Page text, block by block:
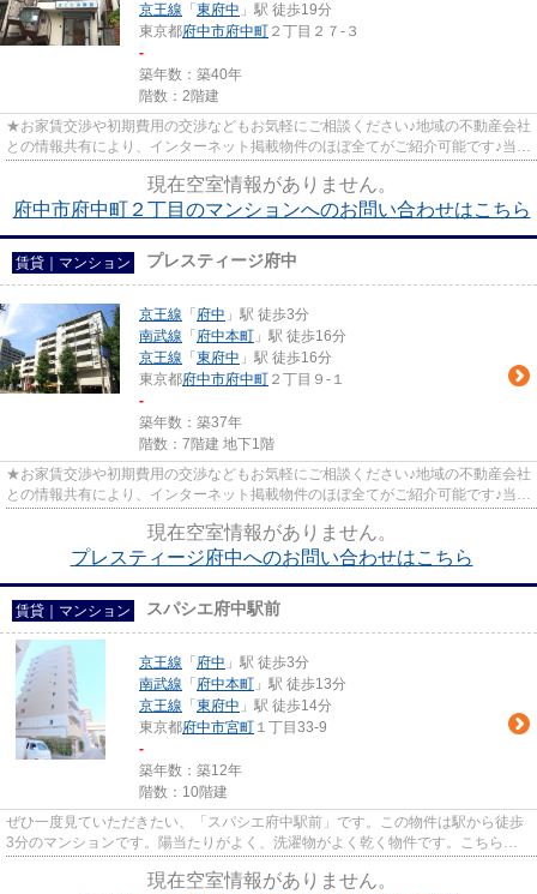
京王線 「 東府中 」駅 徒歩19分
東京都府中市府中町 ２丁目２７-３
-
築年数：築40年
階数：2階建
★お家賃交渉や初期費用の交渉などもお気軽にご相談ください♪地域の不動産会社
との情報共有により、インターネット掲載物件のほぼ全てがご紹介可能です♪当店
現在空室情報がありません。
府中市府中町２丁目のマンションへのお問い合わせはこちら
賃貸｜マンション プレスティージ府中
京王線 「 府中 」駅 徒歩3分
南武線 「 府中本町 」駅 徒歩16分
京王線 「 東府中 」駅 徒歩16分
東京都府中市府中町 ２丁目９-１
-
築年数：築37年
階数：7階建 地下1階
★お家賃交渉や初期費用の交渉などもお気軽にご相談ください♪地域の不動産会社
との情報共有により、インターネット掲載物件のほぼ全てがご紹介可能です♪当店
現在空室情報がありません。
プレスティージ府中へのお問い合わせはこちら
賃貸｜マンション スパシエ府中駅前
京王線 「 府中 」駅 徒歩3分
南武線 「 府中本町 」駅 徒歩13分
京王線 「 東府中 」駅 徒歩14分
東京都府中市宮町 １丁目33-9
-
築年数：築12年
階数：10階建
ぜひ一度見ていただきたい、「スパシエ府中駅前」です。この物件は駅から徒歩
3分のマンションです。陽当たりがよく、洗濯物がよく乾く物件です。こちらの
現在空室情報がありません。